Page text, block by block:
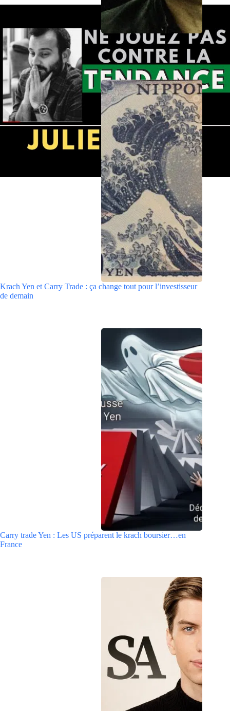
A force de prédire le krach IA, les investisseurs loupent
l’essentiel
Krach Yen et Carry Trade : ça change tout pour l’investisseur
de demain
Carry trade Yen : Les US préparent le krach boursier…en
France